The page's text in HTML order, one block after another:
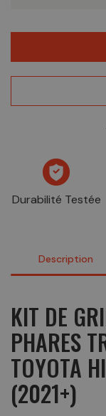
Durabilité Testée
Description
KIT DE
PHARES
TOYOTA
(2021+)